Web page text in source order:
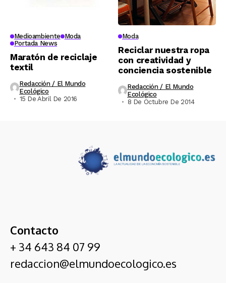
Medioambiente Moda
Portada News
Maratón de reciclaje
textil
Redacción / El Mundo
Ecológico
15 De Abril De 2016
Moda
Reciclar nuestra ropa
con creatividad y
conciencia sostenible
Redacción / El Mundo
Ecológico
8 De Octubre De 2014
Contacto
+ 34 643 84 07 99
redaccion@elmundoecologico.es